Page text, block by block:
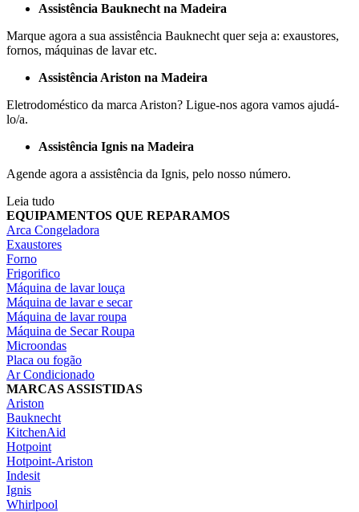
Assistência Bauknecht na Madeira
Marque agora a sua assistência Bauknecht quer seja a: exaustores,
fornos, máquinas de lavar etc.
Assistência Ariston na Madeira
Eletrodoméstico da marca Ariston? Ligue-nos agora vamos ajudá-
lo/a.
Assistência Ignis na Madeira
Agende agora a assistência da Ignis, pelo nosso número.
Leia tudo
EQUIPAMENTOS QUE REPARAMOS
Arca Congeladora
Exaustores
Forno
Frigorifico
Máquina de lavar louça
Máquina de lavar e secar
Máquina de lavar roupa
Máquina de Secar Roupa
Microondas
Placa ou fogão
Ar Condicionado
MARCAS ASSISTIDAS
Ariston
Bauknecht
KitchenAid
Hotpoint
Hotpoint-Ariston
Indesit
Ignis
Whirlpool